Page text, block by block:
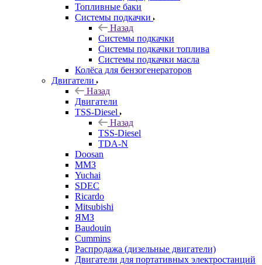
Топливные баки
Системы подкачки
Назад
Системы подкачки
Системы подкачки топлива
Системы подкачки масла
Колёса для бензогенераторов
Двигатели
Назад
Двигатели
TSS-Diesel
Назад
TSS-Diesel
TDA-N
Doosan
ММЗ
Yuchai
SDEC
Ricardo
Mitsubishi
ЯМЗ
Baudouin
Cummins
Распродажа (дизельные двигатели)
Двигатели для портативных электростанций